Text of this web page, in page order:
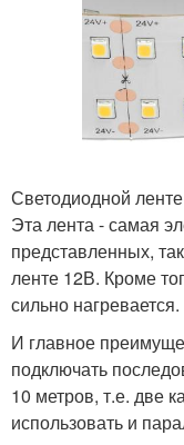
Светодиодной
Эта лента - самая
представленных,
ленте 12В. Кроме
сильно нагревается.
И главное
подключать
10 метров, т.е. две
использовать и